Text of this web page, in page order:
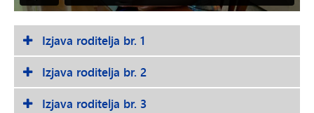
Izjava roditelja br. 1
Izjava roditelja br. 2
Izjava roditelja br. 3